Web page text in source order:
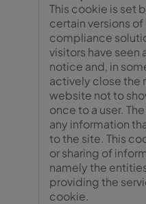
This cookie is set
certain versions
compliance
visitors have seen
notice and, in
actively close the
website not to
once to a user.
any information
to the site. This
or sharing of
namely the
providing the
cookie.